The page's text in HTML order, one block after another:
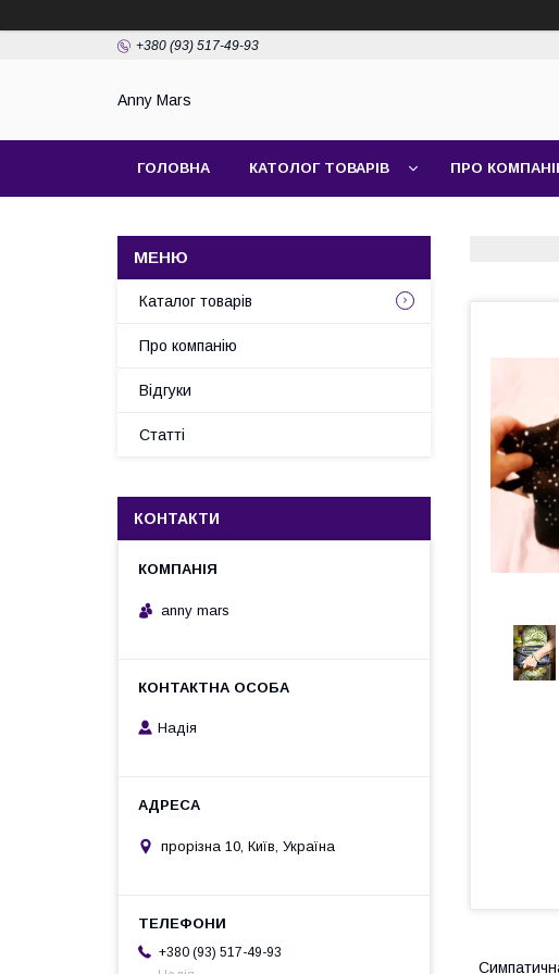
+380 (93) 517-49-93
Anny Mars
ГОЛОВНА КАТОЛОГ ТОВАРІВ ПРО
Каталог товарів
Про компанію
Відгуки
Статті
КОНТАКТИ
anny mars
Надія
прорізна 10, Київ, Україна
+380 (93) 517-49-93